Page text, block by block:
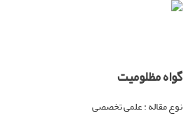
گواه مظلومیت
نوع مقاله : علمی تخصصی